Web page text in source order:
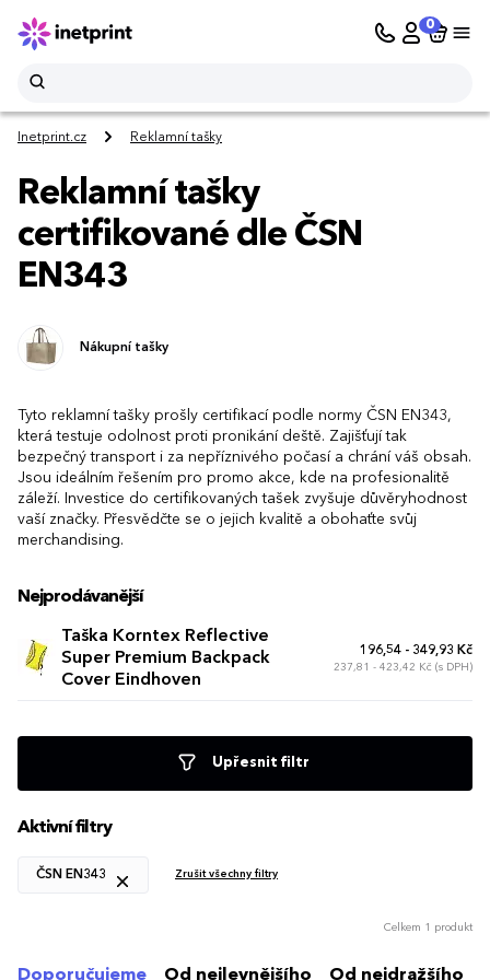
0
Inetprint.cz Reklamní tašky
Reklamní tašky
certifikované dle ČSN
EN343
Nákupní tašky
Tyto reklamní tašky prošly certifikací podle normy ČSN EN343,
která testuje odolnost proti pronikání deště. Zajišťují tak
bezpečný transport i za nepříznivého počasí a chrání váš obsah.
Jsou ideálním řešením pro promo akce, kde na profesionalitě
záleží. Investice do certifikovaných tašek zvyšuje důvěryhodnost
vaší značky. Přesvědčte se o jejich kvalitě a obohaťte svůj
merchandising.
Nejprodávanější
Taška Korntex Reflective
Super Premium Backpack
Cover Eindhoven
196,54 - 349,93 Kč
237,81 - 423,42 Kč (s DPH)
Upřesnit filtr
Aktivní filtry
ČSN EN343 Zrušit všechny filtry
Celkem 1 produkt
Doporučujeme Od nejlevnějšího Od nejdražšího